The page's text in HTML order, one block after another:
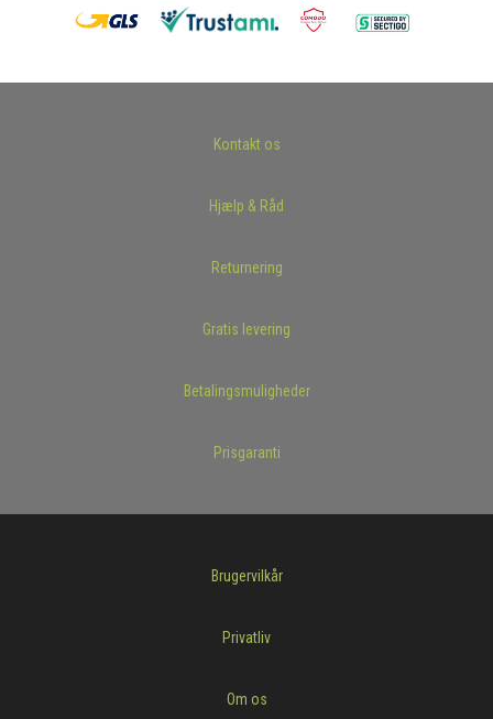
Kontakt os
Hjælp & Råd
Returnering
Gratis levering
Betalingsmuligheder
Prisgaranti
Brugervilkår
Privatliv
Om os